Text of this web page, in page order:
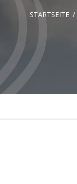
STARTSEITE /